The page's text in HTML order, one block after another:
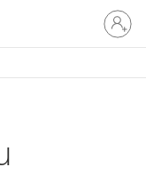
Prijavite
se
u
račun